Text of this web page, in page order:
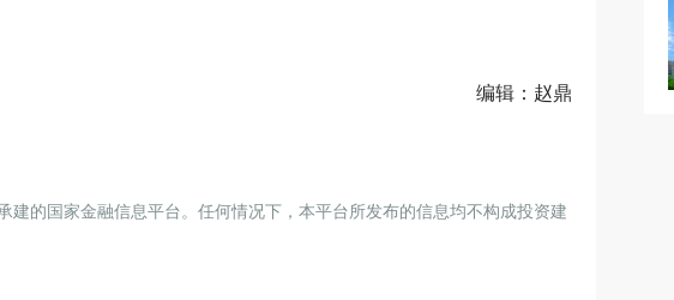
编辑：赵鼎
建的国家金融信息平台。任何情况下，本平台所发布的信息均不构成投资建